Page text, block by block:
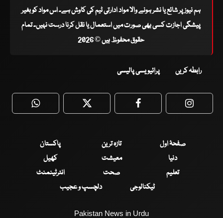
ہم نیوز پر شائع یا نشر ہونے والا مواد ادارتی ٹیم کی کاوش ہے۔ اس مواد کو بغیر
پیشگی اجازت کسی بھی صورت میں استعمال یا نقل کرنا درست نہیں۔ تمام
حقوق محفوظ ہیں © 2026
رابطہ کریں پرائیویسی پالیسی
WhatsApp Twitter Facebook
صفحۂ اول تازہ ترین
پاکستان
دنیا
معیشت
کھیل
تعلیم
صحت
انٹرٹینمنٹ
ٹیکنالوجی
دلچسپ و عجیب
Pakistan News in Urdu